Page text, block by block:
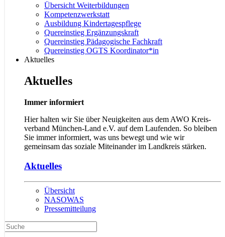
Übersicht Weiterbildungen
Kompetenzwerkstatt
Ausbildung Kindertagespflege
Quereinstieg Ergänzungskraft
Quereinstieg Pädagogische Fachkraft
Quereinstieg OGTS Koordinator*in
Aktuelles
Aktuelles
Immer informiert
Hier halten wir Sie über Neuigkeiten aus dem AWO Kreis­
verband München-Land e.V. auf dem Lauf­enden. So bleiben
Sie immer informiert, was uns bewegt und wie wir
gemeinsam das soziale Mit­einander im Landkreis stärken.
Aktuelles
Übersicht
NASOWAS
Pressemitteilung